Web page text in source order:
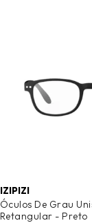
IZIPIZI
Óculos De Grau
Retangular - Preto